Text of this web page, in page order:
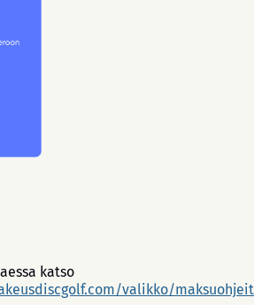
katso
valikko/